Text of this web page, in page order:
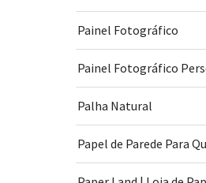
Painel Fotográfico
Palha Natural